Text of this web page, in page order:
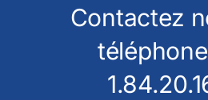
Contactez